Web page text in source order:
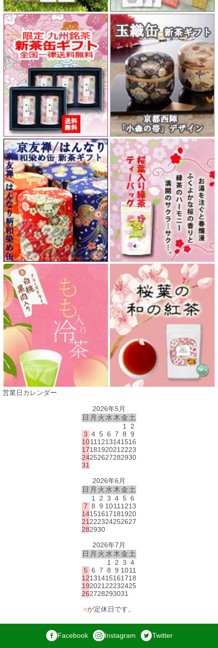
営業日カレンダー
2026年5月
日 月 火 水木金土
1 2
3 4 5 6 7 8 9
10111213141516
17181920212223
24252627282930
31
2026年6月
日 月 火 水木金土
1 2 3 4 5 6
7 8 9 10111213
14151617181920
21222324252627
282930
2026年7月
日 月 火 水木金土
1 2 3 4
5 6 7 8 9 1011
12131415161718
19202122232425
262728293031
■が定休日です。
Facebook Instagram Twitter